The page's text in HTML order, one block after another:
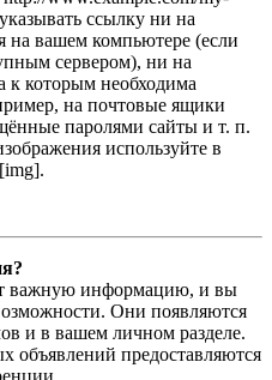
ссылку ни на
на вашем компьютере (если
сервером), ни на
к которым необходима
на почтовые ящики
паролями сайты и т. п.
используйте в
важную информацию, и вы
Они появляются
и в вашем личном разделе.
объявлений предоставляются